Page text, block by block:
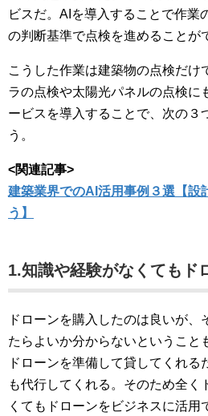
ビスだ。AIを導入することで作業
の判断基準で点検を進めることが
こうした作業は建築物の点検だけ
ラの点検や太陽光パネルの点検に
ービスを導入することで、次の３
う。
<関連記事>
建築業界でのAI活用事例３選【設
う】
1.知識や経験がなくてもド
ドローンを購入したのは良いが、
たらよいか分からないということ
ドローンを準備して貸してくれる
も代行してくれる。そのため全く
くてもドローンをビジネスに活用